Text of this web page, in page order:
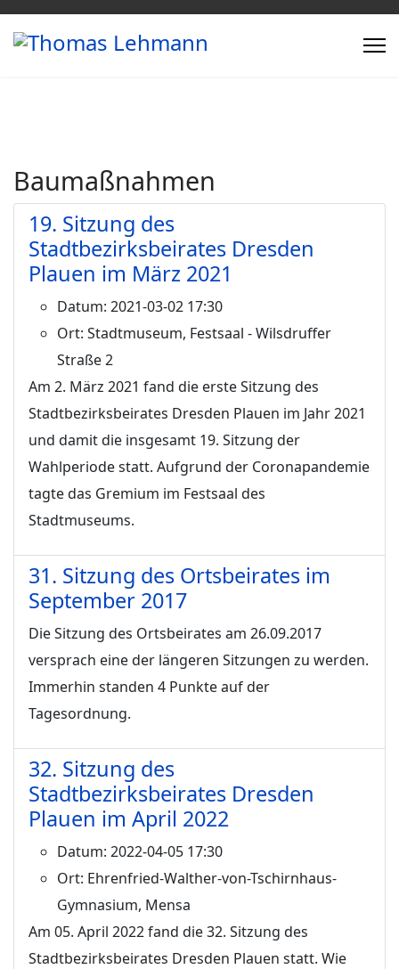
Baumaßnahmen
19. Sitzung des
Stadtbezirksbeirates Dresden
Plauen im März 2021
Datum: 2021-03-02 17:30
Ort: Stadtmuseum, Festsaal - Wilsdruffer
Straße 2
Am 2. März 2021 fand die erste Sitzung des
Stadtbezirksbeirates Dresden Plauen im Jahr 2021
und damit die insgesamt 19. Sitzung der
Wahlperiode statt. Aufgrund der Coronapandemie
tagte das Gremium im Festsaal des
Stadtmuseums.
31. Sitzung des Ortsbeirates im
September 2017
Die Sitzung des Ortsbeirates am 26.09.2017
versprach eine der längeren Sitzungen zu werden.
Immerhin standen 4 Punkte auf der
Tagesordnung.
32. Sitzung des
Stadtbezirksbeirates Dresden
Plauen im April 2022
Datum: 2022-04-05 17:30
Ort: Ehrenfried-Walther-von-Tschirnhaus-
Gymnasium, Mensa
Am 05. April 2022 fand die 32. Sitzung des
Stadtbezirksbeirates Dresden Plauen statt. Wie